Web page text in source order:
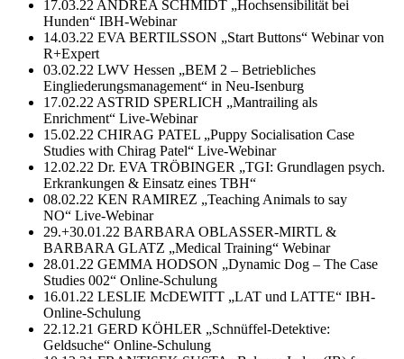
17.03.22 ANDREA SCHMIDT „Hochsensibilität bei
Hunden“ IBH-Webinar
14.03.22 EVA BERTILSSON „Start Buttons“ Webinar von
R+Expert
03.02.22 LWV Hessen „BEM 2 – Betriebliches
Eingliederungsmanagement“ in Neu-Isenburg
17.02.22 ASTRID SPERLICH „Mantrailing als
Enrichment“ Live-Webinar
15.02.22 CHIRAG PATEL „Puppy Socialisation Case
Studies with Chirag Patel“ Live-Webinar
12.02.22 Dr. EVA TRÖBINGER „TGI: Grundlagen psych.
Erkrankungen & Einsatz eines TBH“
08.02.22 KEN RAMIREZ „Teaching Animals to say
NO“ Live-Webinar
29.+30.01.22 BARBARA OBLASSER-MIRTL &
BARBARA GLATZ „Medical Training“ Webinar
28.01.22 GEMMA HODSON „Dynamic Dog – The Case
Studies 002“ Online-Schulung
16.01.22 LESLIE McDEWITT „LAT und LATTE“ IBH-
Online-Schulung
22.12.21 GERD KÖHLER „Schnüffel-Detektive:
Geldsuche“ Online-Schulung